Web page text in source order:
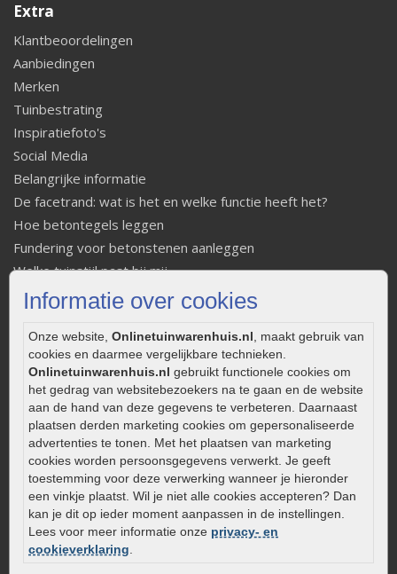
Informatie over cookies
Onze website, Onlinetuinwarenhuis.nl , maakt gebruik van
cookies en daarmee vergelijkbare technieken.
Onlinetuinwarenhuis.nl gebruikt functionele cookies om
het gedrag van websitebezoekers na te gaan en de website
aan de hand van deze gegevens te verbeteren. Daarnaast
plaatsen derden marketing cookies om gepersonaliseerde
advertenties te tonen. Met het plaatsen van marketing
cookies worden persoonsgegevens verwerkt. Je geeft
toestemming voor deze verwerking wanneer je hieronder
een vinkje plaatst. Wil je niet alle cookies accepteren? Dan
kan je dit op ieder moment aanpassen in de instellingen.
Lees voor meer informatie onze privacy- en
cookieverklaring
Extra
Klantbeoordelingen
Aanbiedingen
Merken
Tuinbestrating
Inspiratiefoto's
Social Media
Belangrijke informatie
De facetrand: wat is het en welke functie heeft het?
Hoe betontegels leggen
Fundering voor betonstenen aanleggen
Welke tuinstijl past bij mij
Strakke tuin inrichten
Onderhoud van gebakken bestrating
Aanlegtips voor gebakken bestrating
Zelf een terras aanleggen
Kleine stadstuin inrichten
0320 – 219170
Kaapstanderweg 41
8243 RB Lelystad
info@onlinetuinwarenhuis.nl
Routebeschrijving